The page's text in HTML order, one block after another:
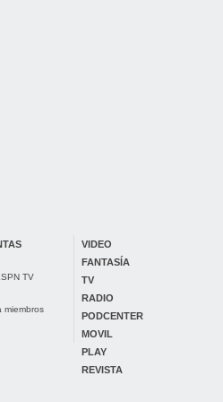
TV
miembros
VIDEO
FANTASÍA
TV
RADIO
PODCENTER
MOVIL
PLAY
REVISTA